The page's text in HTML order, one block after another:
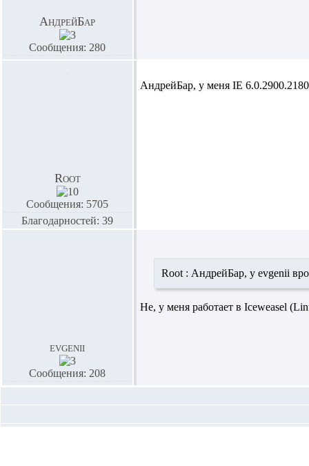
АндрейБар
Сообщения: 280
Root
Сообщения: 5705
Благодарностей: 39
АндрейБар, у меня IE
evgenii
Сообщения: 208
Root : АндрейБар, у evgenii
Не, у меня работает в Iceweasel